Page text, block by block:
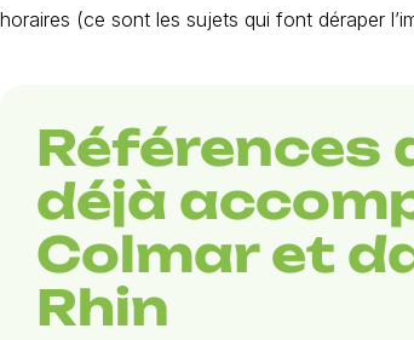
horaires (ce sont les sujets qui font déraper
Références
déjà
Colmar et
Rhin